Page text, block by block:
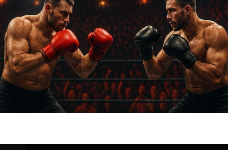
турнир UFC Fight Night: Hermansson vs. Pyfer, в
главном событии которого встретятся два...
ММА БОИ БЕЗ ПРАВИЛ